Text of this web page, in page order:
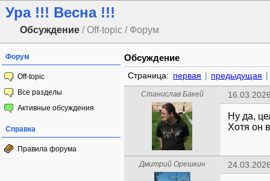
Ура !!! Весна !!!
Обсуждение / Off-topic / Форум
Форум
Off-topic
Все разделы
Активные обсуждения
Справка
Правила форума
Обсуждение
Страница: первая | предыдущая |
Станислав Бакей
Ну да,
Хотя он
Дмитрий Орешкин